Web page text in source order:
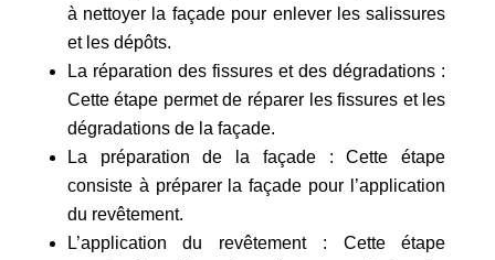
à nettoyer la façade pour enlever les salissures
et les dépôts.
La réparation des fissures et des dégradations :
Cette étape permet de réparer les fissures et les
dégradations de la façade.
La préparation de la façade : Cette étape
consiste à préparer la façade pour l’application
du revêtement.
L’application du revêtement : Cette étape